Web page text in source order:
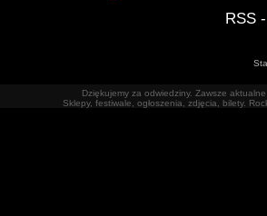
RSS
Dziękujemy za odwiedziny. Zawsze
Sklepy, festiwale, ogłoszenia, zdjęcia, bilety.